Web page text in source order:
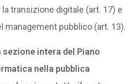
transizione digitale (art. 17) e
management pubblico (art. 13).
sezione intera del Piano
nella pubblica